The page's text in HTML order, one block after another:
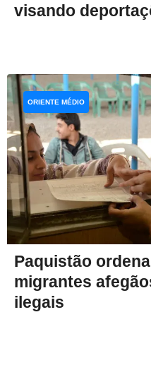
visando
Paquistão
migrantes
ilegais
ORIENTE MÉDIO